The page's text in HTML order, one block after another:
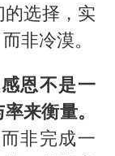
选择，实
非冷漠。
恩不是一
来衡量。
非完成一